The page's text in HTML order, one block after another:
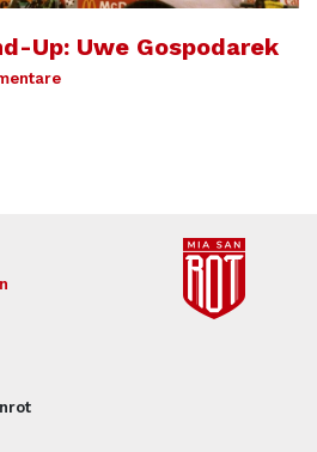
Up: Uwe Gospodarek